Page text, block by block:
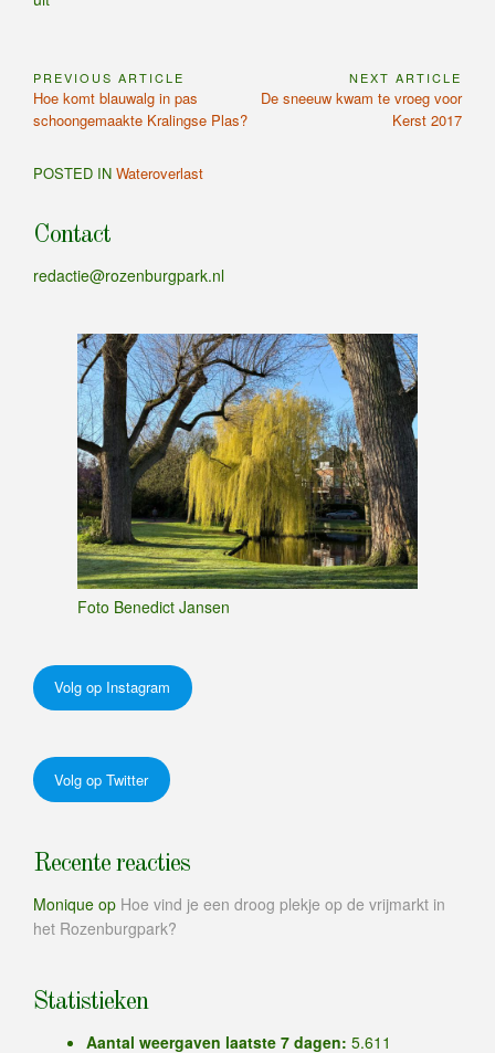
Bericht
navigatie
PREVIOUS ARTICLE
Previous
Article:
Hoe komt blauwalg in pas
schoongemaakte Kralingse Plas?
NEXT ARTICLE
Next
De sneeuw kwam te vroeg voor
Kerst 2017
POSTED IN Wateroverlast
Contact
redactie@rozenburgpark.nl
Foto Benedict Jansen
Volg op Instagram
Volg op Twitter
Recente reacties
Monique op Hoe vind je een droog plekje op de vrijmarkt in
het Rozenburgpark?
Statistieken
Aantal weergaven laatste 7 dagen: 5.611